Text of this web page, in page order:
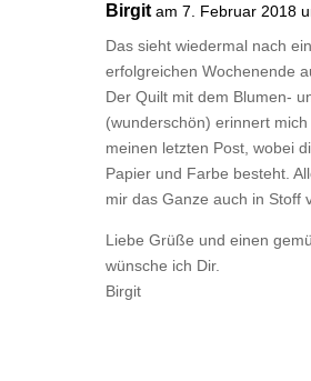
Birgit am 7. Februar 2018
Das sieht wiedermal nach
erfolgreichen Wochenende
Der Quilt mit dem Blumen-
(wunderschön) erinnert
meinen letzten Post, wobei
Papier und Farbe besteht.
mir das Ganze auch in Stoff
Liebe Grüße und einen
wünsche ich Dir.
Birgit